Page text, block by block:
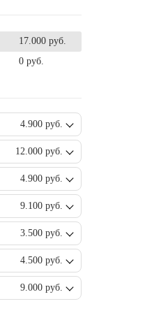
17.000 руб.
0 руб.
4.900 руб.
12.000 руб.
4.900 руб.
9.100 руб.
3.500 руб.
4.500 руб.
9.000 руб.